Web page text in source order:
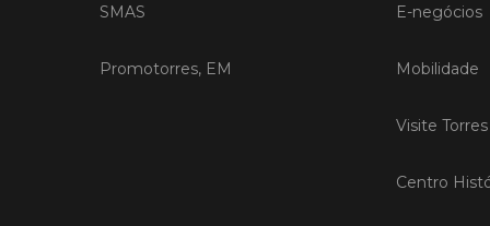
SMAS
Promotorres, EM
E-negócios
Mobilidade
Visite
Centro